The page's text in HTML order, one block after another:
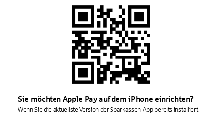
Sie möchten Apple Pay auf dem iPhone einrichten?
Wenn Sie die aktuellste Version der Sparkassen-App bereits installiert